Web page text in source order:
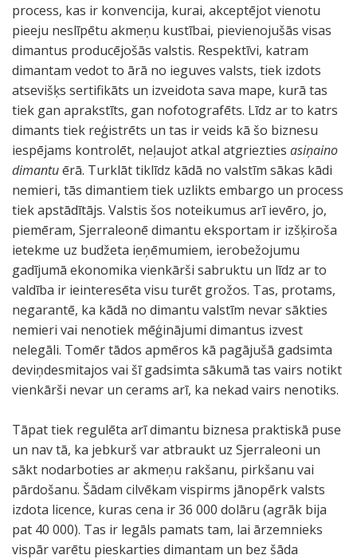
process, kas ir konvencija, kurai, akceptējot vienotu
pieeju neslīpētu akmeņu kustībai, pievienojušās visas
dimantus producējošās valstis. Respektīvi, katram
dimantam vedot to ārā no ieguves valsts, tiek izdots
atsevišķs sertifikāts un izveidota sava mape, kurā tas
tiek gan aprakstīts, gan nofotografēts. Līdz ar to katrs
dimants tiek reģistrēts un tas ir veids kā šo biznesu
iespējams kontrolēt, neļaujot atkal atgriezties asiņaino
dimantuērā. Turklāt tiklīdz kādā no valstīm sākas kādi
nemieri, tās dimantiem tiek uzlikts embargo un process
tiek apstādītājs. Valstis šos noteikumus arī ievēro, jo,
piemēram, Sjerraleonē dimantu eksportam ir izšķiroša
ietekme uz budžeta ieņēmumiem, ierobežojumu
gadījumā ekonomika vienkārši sabruktu un līdz ar to
valdība ir ieinteresēta visu turēt grožos. Tas, protams,
negarantē, ka kādā no dimantu valstīm nevar sākties
nemieri vai nenotiek mēģinājumi dimantus izvest
nelegāli. Tomēr tādos apmēros kā pagājušā gadsimta
deviņdesmitajos vai šī gadsimta sākumā tas vairs notikt
vienkārši nevar un cerams arī, ka nekad vairs nenotiks.
Tāpat tiek regulēta arī dimantu biznesa praktiskā puse
un nav tā, ka jebkurš var atbraukt uz Sjerraleoni un
sākt nodarboties ar akmeņu rakšanu, pirkšanu vai
pārdošanu. Šādam cilvēkam vispirms jānopērk valsts
izdota licence, kuras cena ir 36 000 dolāru (agrāk bija
pat 40 000). Tas ir legāls pamats tam, lai ārzemnieks
vispār varētu pieskarties dimantam un bez šāda